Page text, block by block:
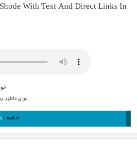
With Text And Direct Links In
برای دانلود
ادامه :